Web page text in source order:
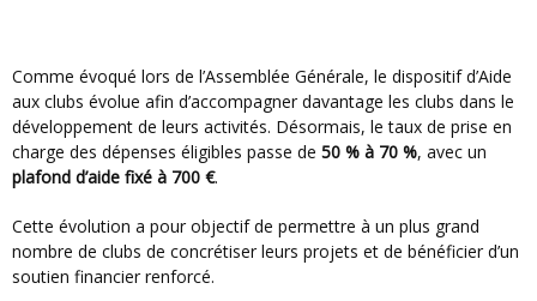
Comme évoqué lors de l’Assemblée Générale, le dispositif d’Aide
aux clubs évolue afin d’accompagner davantage les clubs dans le
développement de leurs activités. Désormais, le taux de prise en
charge des dépenses éligibles passe de 50 % à 70 %, avec un
plafond d’aide fixé à 700 €.
Cette évolution a pour objectif de permettre à un plus grand
nombre de clubs de concrétiser leurs projets et de bénéficier d’un
soutien financier renforcé.